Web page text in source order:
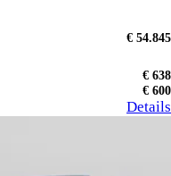
€ 54.845
€ 638
€ 600
Details